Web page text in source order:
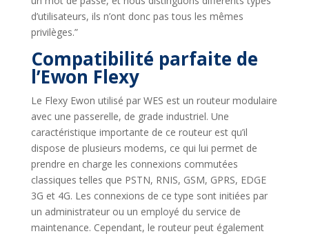
d’utilisateurs, ils n’ont donc pas tous les mêmes
privilèges.”
Compatibilité parfaite de
l’Ewon Flexy
Le Flexy Ewon utilisé par WES est un routeur modulaire
avec une passerelle, de grade industriel. Une
caractéristique importante de ce routeur est qu’il
dispose de plusieurs modems, ce qui lui permet de
prendre en charge les connexions commutées
classiques telles que PSTN, RNIS, GSM, GPRS, EDGE
3G et 4G. Les connexions de ce type sont initiées par
un administrateur ou un employé du service de
maintenance. Cependant, le routeur peut également